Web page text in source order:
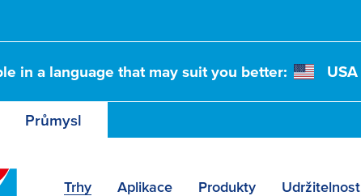
in a language that may suit you better: USA
Průmysl
Trhy Aplikace Produkty Udržitelnost
solární panely:
slunce